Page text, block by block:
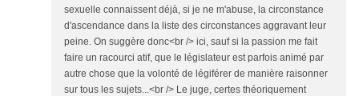
sexuelle connaissent déjà, si je ne m'abuse, la circonstance
d'ascendance dans la liste des circonstances aggravant leur
peine. On suggère donc<br /> ici, sauf si la passion me fait
faire un racourci atif, que le législateur est parfois animé par
autre chose que la volonté de légiférer de manière raisonner
sur tous les sujets...<br /> Le juge, certes théoriquement